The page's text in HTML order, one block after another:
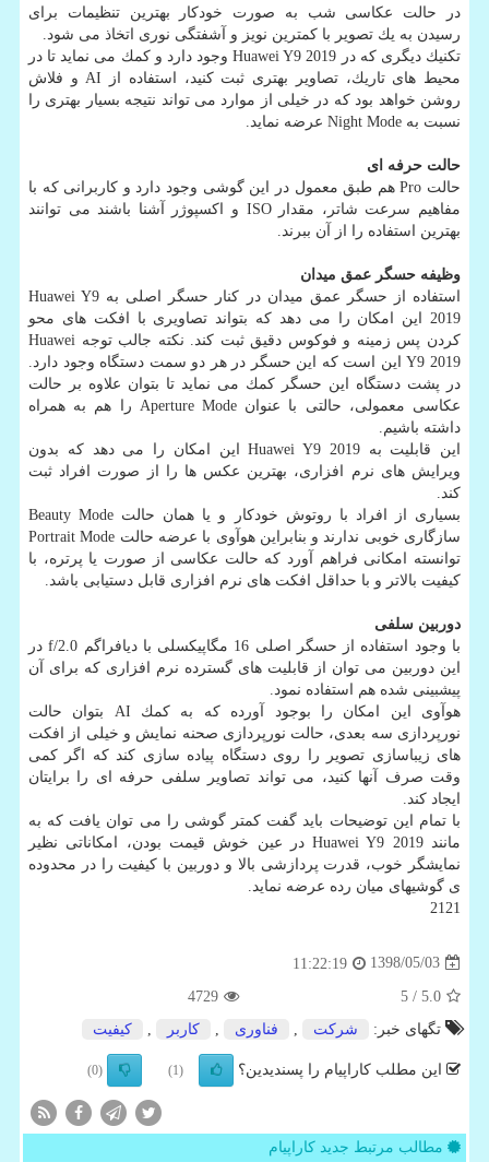
در حالت عكاسی شب به صورت خودكار بهترین تنظیمات برای
رسیدن به یك تصویر با كمترین نویز و آشفتگی نوری اتخاذ می شود.
تكنیك دیگری كه در Huawei Y9 2019 وجود دارد و كمك می نماید تا در
محیط های تاریك، تصاویر بهتری ثبت كنید، استفاده از AI و فلاش
روشن خواهد بود كه در خیلی از موارد می تواند نتیجه بسیار بهتری را
نسبت به Night Mode عرضه نماید.
حالت حرفه ای
حالت Pro هم طبق معمول در این گوشی وجود دارد و كاربرانی كه با
مفاهیم سرعت شاتر، مقدار ISO و اكسپوژر آشنا باشند می توانند
بهترین استفاده را از آن ببرند.
وظیفه حسگر عمق میدان
استفاده از حسگر عمق میدان در كنار حسگر اصلی به Huawei Y9
2019 این امكان را می دهد كه بتواند تصاویری با افكت های محو
كردن پس زمینه و فوكوس دقیق ثبت كند. نكته جالب توجه Huawei
Y9 2019 این است كه این حسگر در هر دو سمت دستگاه وجود دارد.
در پشت دستگاه این حسگر كمك می نماید تا بتوان علاوه بر حالت
عكاسی معمولی، حالتی با عنوان Aperture Mode را هم به همراه
داشته باشیم.
این قابلیت به Huawei Y9 2019 این امكان را می دهد كه بدون
ویرایش‎ های نرم افزاری، بهترین عكس ها را از صورت افراد ثبت
كند.
بسیاری از افراد با روتوش خودكار و یا همان حالت Beauty Mode
سازگاری خوبی ندارند و بنابراین هوآوی با عرضه حالت Portrait Mode
توانسته امكانی فراهم آورد كه حالت عكاسی از صورت یا پرتره، با
كیفیت بالاتر و با حداقل افكت های نرم افزاری قابل دستیابی باشد.
دوربین سلفی
با وجود استفاده از حسگر اصلی 16 مگاپیكسلی با دیافراگم f/2.0 در
این دوربین می توان از قابلیت های گسترده نرم افزاری كه برای آن
پیشبینی شده هم استفاده نمود.
هوآوی این امكان را بوجود آورده كه به كمك AI بتوان حالت
نورپردازی سه بعدی، حالت نورپردازی صحنه نمایش و خیلی از افكت
های زیباسازی تصویر را روی دستگاه پیاده سازی كند كه اگر كمی
وقت صرف آنها كنید، می تواند تصاویر سلفی حرفه ای را برایتان
ایجاد كند.
با تمام این توضیحات باید گفت كمتر گوشی را می توان یافت كه به
مانند Huawei Y9 2019 در عین خوش قیمت بودن، امكاناتی نظیر
نمایشگر خوب، قدرت پردازشی بالا و دوربین با كیفیت را در محدوده
ی گوشیهای میان رده عرضه نماید.
2121
1398/05/03
11:22:19
5.0
/ 5
4729
تگهای خبر:
شركت فناوری كاربر كیفیت
این مطلب کاراپیام را پسندیدین؟ (1)
(0)
مطالب مرتبط جدید کاراپیام